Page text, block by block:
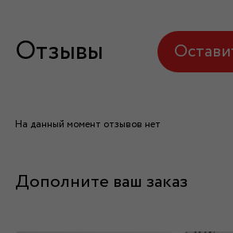
Отзывы
На данный момент отзывов нет
Дополните ваш заказ